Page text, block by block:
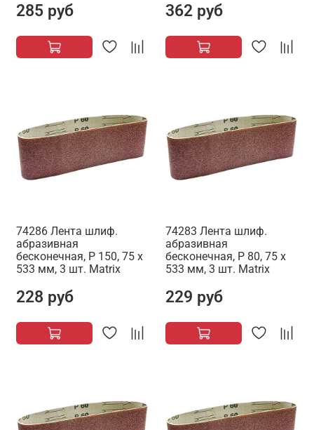
285 руб 362 руб
74286 Лента шлиф.
абразивная
бесконечная, P 150, 75 х
533 мм, 3 шт. Matrix
228 руб
74283 Лента шлиф.
абразивная
бесконечная, P 80, 75 х
533 мм, 3 шт. Matrix
229 руб